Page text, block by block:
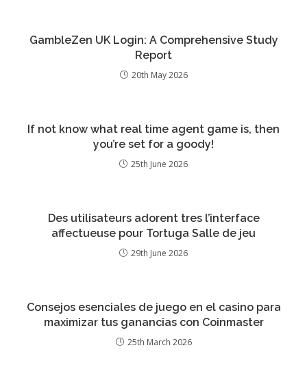
GambleZen UK Login: A Comprehensive Study
Report
20th May 2026
If not know what real time agent game is, then
you’re set for a goody!
25th June 2026
Des utilisateurs adorent tres l’interface
affectueuse pour Tortuga Salle de jeu
29th June 2026
Consejos esenciales de juego en el casino para
maximizar tus ganancias con Coinmaster
25th March 2026